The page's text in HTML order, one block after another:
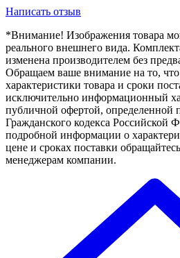
Написать отзыв
*Внимание! Изображения товара
реального внешнего вида.
изменена производителем без
Обращаем ваше внимание на то,
характеристики товара и сроки
исключительно информационный
публичной офертой, определенной
Гражданского кодекса Российской
подробной информации о
цене и сроках поставки
менеджерам компании.